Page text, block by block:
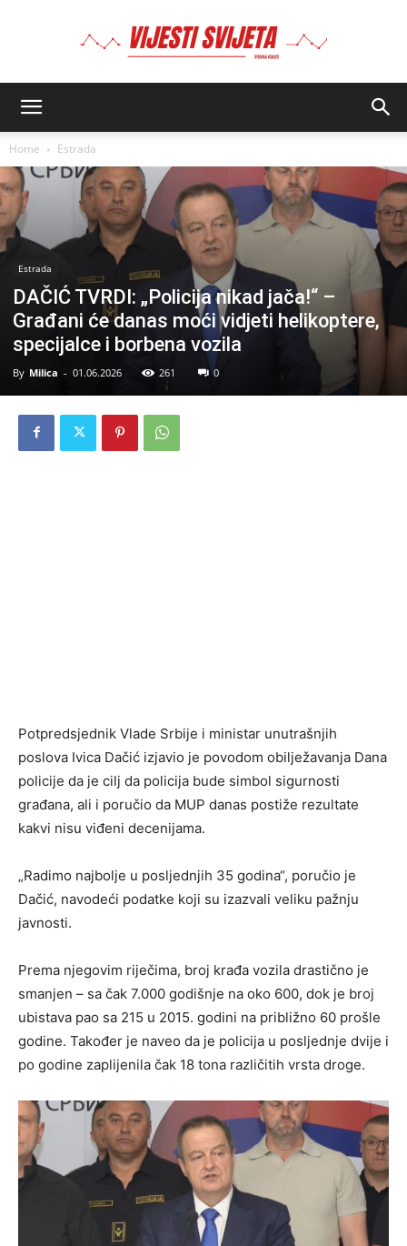
Home
Estrada
Estrada
DAČIĆ TVRDI: „Policija nikad jača!“ –
Građani će danas moći vidjeti helikoptere,
specijalce i borbena vozila
By Milica - 01.06.2026 261 0
Potpredsjednik Vlade Srbije i ministar unutrašnjih
poslova Ivica Dačić izjavio je povodom obilježavanja Dana
policije da je cilj da policija bude simbol sigurnosti
građana, ali i poručio da MUP danas postiže rezultate
kakvi nisu viđeni decenijama.
„Radimo najbolje u posljednjih 35 godina“, poručio je
Dačić, navodeći podatke koji su izazvali veliku pažnju
javnosti.
Prema njegovim riječima, broj krađa vozila drastično je
smanjen – sa čak 7.000 godišnje na oko 600, dok je broj
ubistava pao sa 215 u 2015. godini na približno 60 prošle
godine. Također je naveo da je policija u posljednje dvije i
po godine zaplijenila čak 18 tona različitih vrsta droge.